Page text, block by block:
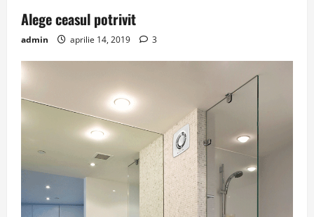
Alege ceasul potrivit
admin aprilie 14, 2019 3